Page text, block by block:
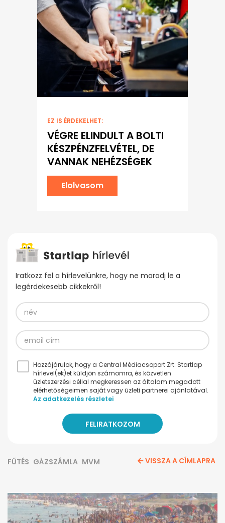
EZ IS ÉRDEKELHET:
VÉGRE ELINDULT A BOLTI
KÉSZPÉNZFELVÉTEL, DE
VANNAK NEHÉZSÉGEK
Elolvasom
Iratkozz fel a hírlevelünkre, hogy ne maradj le a
legérdekesebb cikkekről!
Hozzájárulok, hogy a Central Médiacsoport Zrt. Startlap
hírlevel(ek)et küldjön számomra, és közvetlen
üzletszerzési céllal megkeressen az általam megadott
elérhetőségeimen saját vagy üzleti partnerei ajánlatával.
Az adatkezelés részletei
FŰTÉS GÁZSZÁMLA MVM VISSZA A CÍMLAPRA